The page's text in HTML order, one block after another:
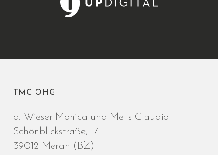
TMC OHG
d. Wieser Monica und Melis Claudio
Schönblickstraße, 17
39012 Meran (BZ)